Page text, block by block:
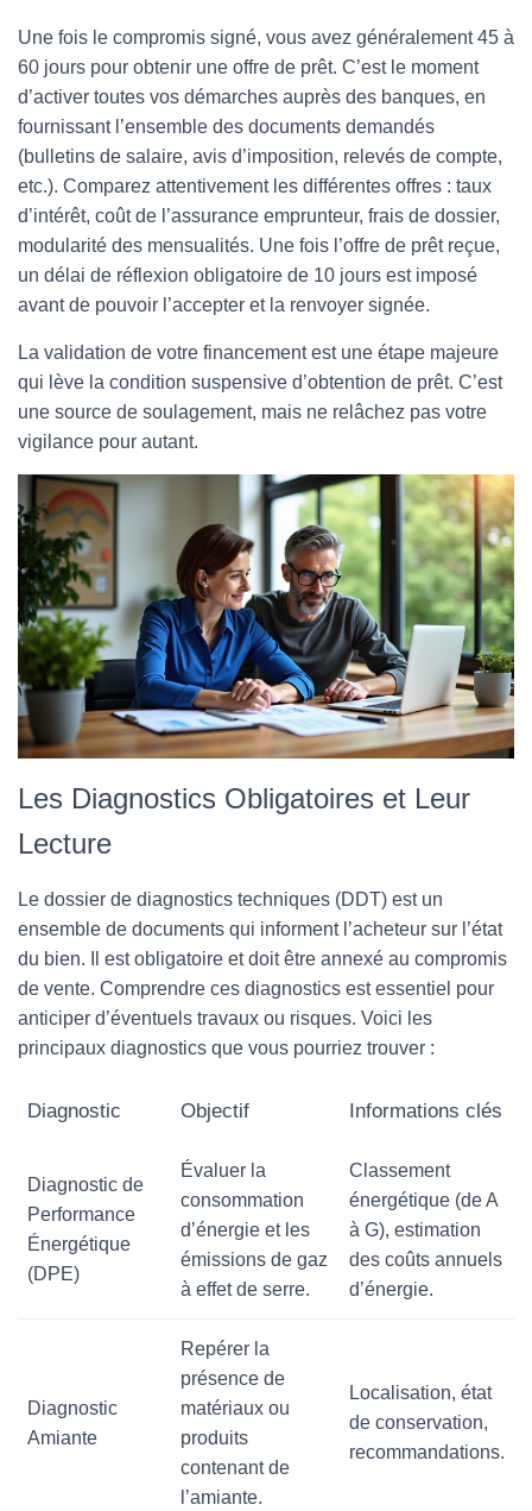
Une fois le compromis signé, vous avez généralement 45 à
60 jours pour obtenir une offre de prêt. C’est le moment
d’activer toutes vos démarches auprès des banques, en
fournissant l’ensemble des documents demandés
(bulletins de salaire, avis d’imposition, relevés de compte,
etc.). Comparez attentivement les différentes offres : taux
d’intérêt, coût de l’assurance emprunteur, frais de dossier,
modularité des mensualités. Une fois l’offre de prêt reçue,
un délai de réflexion obligatoire de 10 jours est imposé
avant de pouvoir l’accepter et la renvoyer signée.
La validation de votre financement est une étape majeure
qui lève la condition suspensive d’obtention de prêt. C’est
une source de soulagement, mais ne relâchez pas votre
vigilance pour autant.
Les Diagnostics Obligatoires et Leur
Lecture
Le dossier de diagnostics techniques (DDT) est un
ensemble de documents qui informent l’acheteur sur l’état
du bien. Il est obligatoire et doit être annexé au compromis
de vente. Comprendre ces diagnostics est essentiel pour
anticiper d’éventuels travaux ou risques. Voici les
principaux diagnostics que vous pourriez trouver :
Diagnostic Objectif Informations clés
Diagnostic de
Performance
Énergétique
(DPE)
Évaluer la
consommation
d’énergie et les
émissions de gaz
à effet de serre.
Classement
énergétique (de A
à G), estimation
des coûts annuels
d’énergie.
Diagnostic
Amiante
Repérer la
présence de
matériaux ou
produits
contenant de
l’amiante.
Localisation, état
de conservation,
recommandations.